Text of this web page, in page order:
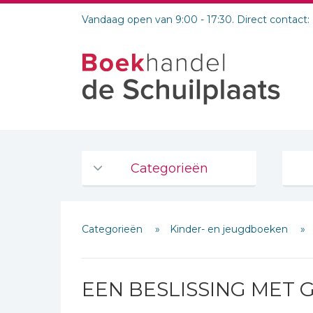
Vandaag open van 9:00 - 17:30. Direct contact:
Categorieën
De Bijbel
Bijbelse Dagboeken 2026
Bijbelstudie groepen
Categorieën Kinder- en jeugdboeken
EEN BESLISSING MET